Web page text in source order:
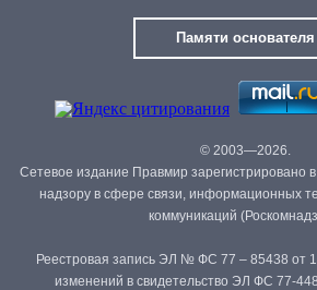
Памяти основателя
© 2003—2026.
Сетевое издание Правмир зарегистрировано
надзору в сфере связи, информационных
коммуникаций
Реестровая запись ЭЛ № ФС 77 – 85438 от
изменений в свидетельство ЭЛ ФС 77-